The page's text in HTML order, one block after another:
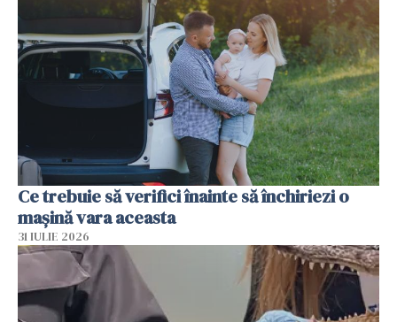
Ce trebuie să verifici înainte să închiriezi o
mașină vara aceasta
31 IULIE 2026